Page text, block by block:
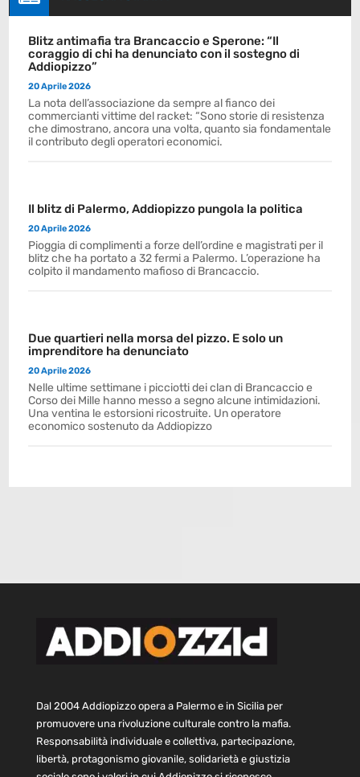
Blitz antimafia tra Brancaccio e Sperone: “Il
coraggio di chi ha denunciato con il sostegno di
Addiopizzo”
20 Aprile 2026
La nota dell’associazione da sempre al fianco dei
commercianti vittime del racket: “Sono storie di resistenza
che dimostrano, ancora una volta, quanto sia fondamentale
il contributo degli operatori economici.
Il blitz di Palermo, Addiopizzo pungola la politica
20 Aprile 2026
Pioggia di complimenti a forze dell’ordine e magistrati per il
blitz che ha portato a 32 fermi a Palermo. L’operazione ha
colpito il mandamento mafioso di Brancaccio.
Due quartieri nella morsa del pizzo. E solo un
imprenditore ha denunciato
20 Aprile 2026
Nelle ultime settimane i picciotti dei clan di Brancaccio e
Corso dei Mille hanno messo a segno alcune intimidazioni.
Una ventina le estorsioni ricostruite. Un operatore
economico sostenuto da Addiopizzo
Dal 2004 Addiopizzo opera a Palermo e in Sicilia per
promuovere una rivoluzione culturale contro la mafia.
Responsabilità individuale e collettiva, partecipazione,
libertà, protagonismo giovanile, solidarietà e giustizia